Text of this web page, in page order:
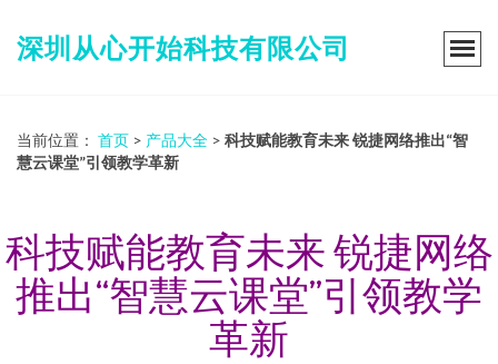
深圳从心开始科技有限公司
当前位置： 首页 > 产品大全 > 科技赋能教育未来 锐捷网络推出“智
慧云课堂”引领教学革新
科技赋能教育未来 锐捷网络
推出“智慧云课堂”引领教学
革新